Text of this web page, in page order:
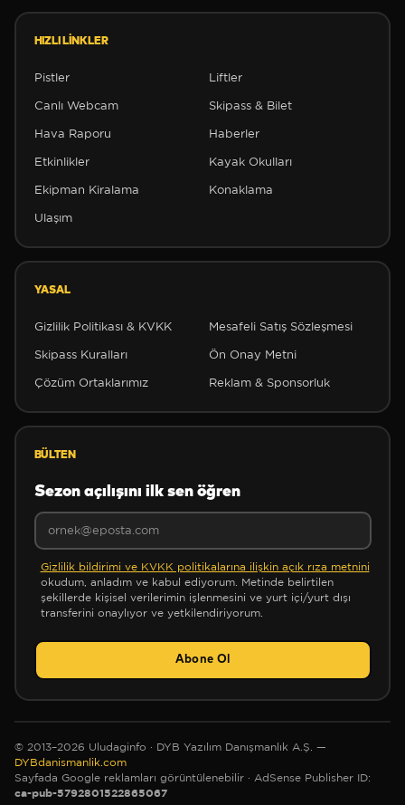
❅
✻
HIZLI LINKLER
Pistler Liftler
Canlı Webcam Skipass & Bilet
Hava Raporu Haberler
Etkinlikler Kayak Okulları
Ekipman Kiralama Konaklama
Ulaşım
YASAL
Gizlilik Politikası & KVKK Mesafeli Satış Sözleşmesi
Skipass Kuralları Ön Onay Metni
Çözüm Ortaklarımız Reklam & Sponsorluk
BÜLTEN
Sezon açılışını ilk sen öğren
Gizlilik bildirimi ve KVKK politikalarına ilişkin açık rıza metnini
okudum, anladım ve kabul ediyorum. Metinde belirtilen
şekillerde kişisel verilerimin işlenmesini ve yurt içi/yurt dışı
transferini onaylıyor ve yetkilendiriyorum.
Abone Ol
© 2013–2026 Uludaginfo · DYB Yazılım Danışmanlık A.Ş. —
DYBdanismanlik.com
Sayfada Google reklamları görüntülenebilir · AdSense Publisher ID:
ca-pub-5792801522865067